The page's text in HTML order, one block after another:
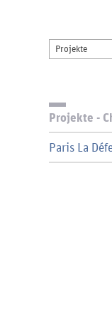
Projekte
Projekte -
Paris La